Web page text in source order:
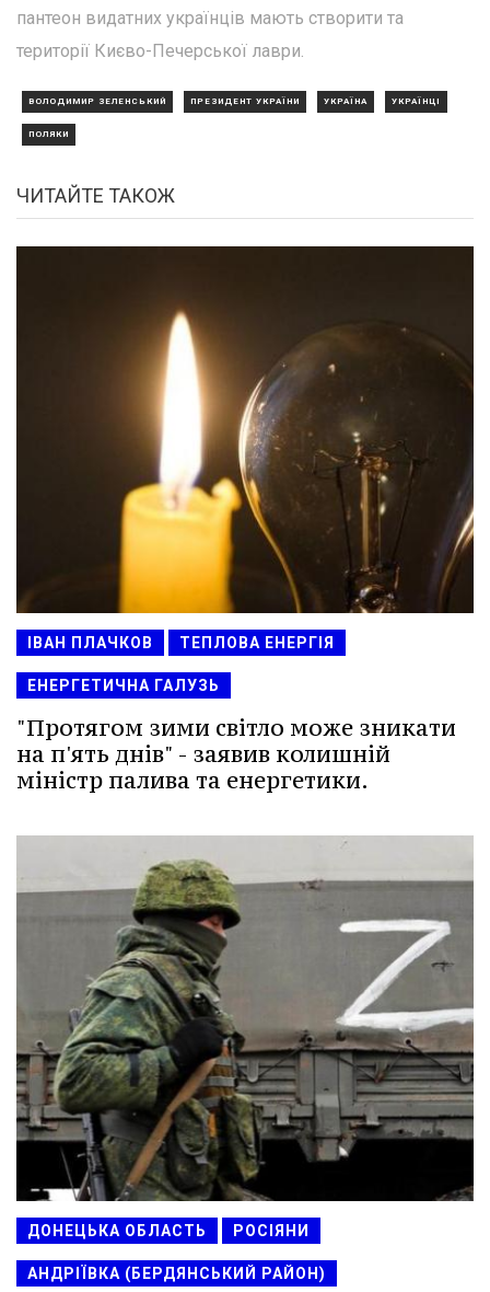
пантеон видатних українців мають створити та
території Києво-Печерської лаври.
ВОЛОДИМИР ЗЕЛЕНСЬКИЙ ПРЕЗИДЕНТ УКРАЇНИ УКРАЇНА УКРАЇНЦІ
ПОЛЯКИ
ЧИТАЙТЕ ТАКОЖ
ІВАН ПЛАЧКОВ ТЕПЛОВА ЕНЕРГІЯ
ЕНЕРГЕТИЧНА ГАЛУЗЬ
"Протягом зими світло може зникати
на п'ять днів" - заявив колишній
міністр палива та енергетики.
ДОНЕЦЬКА ОБЛАСТЬ РОСІЯНИ
АНДРІЇВКА (БЕРДЯНСЬКИЙ РАЙОН)